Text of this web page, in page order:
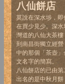
八仙餅店
莫說在深水埗，
在買少見少。深
灣道的八仙大茶
到南昌街獨立經
中的那個「茶壺
文名字的簡寫。
八仙餅店的已由
出名的是中秋月餅